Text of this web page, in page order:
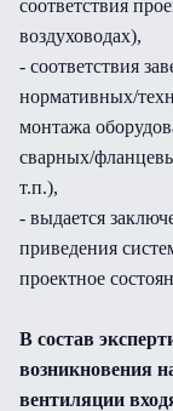
соответствия
воздуховодах),
- соответствия
нормативных/
монтажа
сварных/
т.п.),
- выдается
приведения
проектное
В состав
возникновения
вентиляции